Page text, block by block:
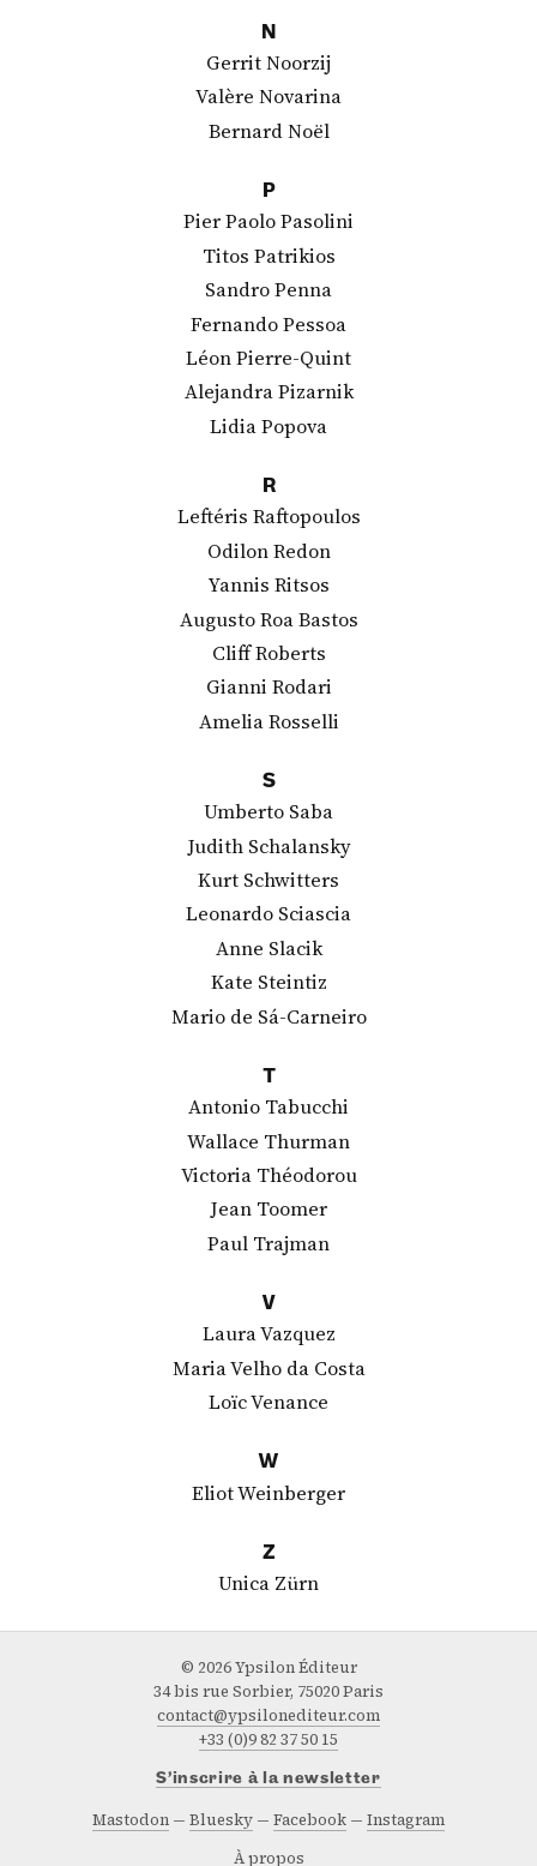
N
Gerrit Noorzij
Valère Novarina
Bernard Noël
P
Pier Paolo Pasolini
Titos Patrikios
Sandro Penna
Fernando Pessoa
Léon Pierre-Quint
Alejandra Pizarnik
Lidia Popova
R
Leftéris Raftopoulos
Odilon Redon
Yannis Ritsos
Augusto Roa Bastos
Cliff Roberts
Gianni Rodari
Amelia Rosselli
S
Umberto Saba
Judith Schalansky
Kurt Schwitters
Leonardo Sciascia
Anne Slacik
Kate Steintiz
Mario de Sá-Carneiro
T
Antonio Tabucchi
Wallace Thurman
Victoria Théodorou
Jean Toomer
Paul Trajman
V
Laura Vazquez
Maria Velho da Costa
Loïc Venance
W
Eliot Weinberger
Z
Unica Zürn
© 2026 Ypsilon Éditeur
34 bis rue Sorbier, 75020 Paris
contact@ypsilonediteur.com
+33 (0)9 82 37 50 15
S’inscrire à la newsletter
Mastodon Bluesky Facebook
Instagram
À propos